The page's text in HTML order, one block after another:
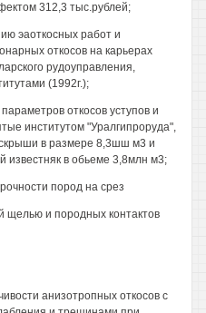
312,3 тыс.рублей;
эаоткосных работ и
откосов на карьерах
рудоуправления,
(1992г.);
откосов уступов и
институтом "Уралгипроруда",
в размере 8,3шш м3 и
известняк в обьеме 3,8млн м3;
пород на срез
щелью и породных контактов
анизотропных откосов с